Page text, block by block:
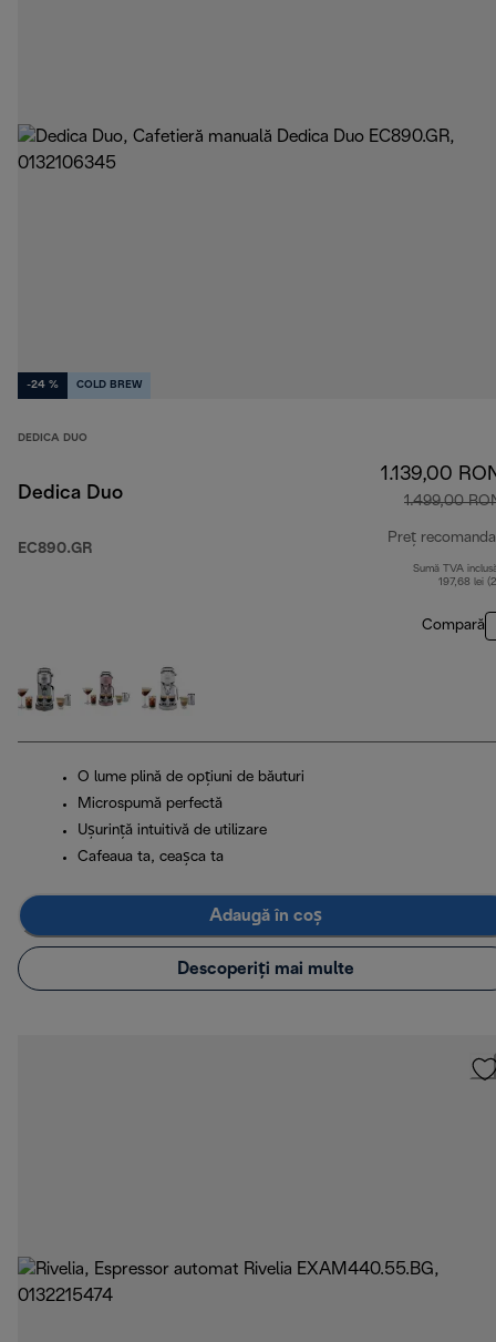
-24 % COLD BREW
DEDICA DUO
Dedica Duo
EC890.GR
1.139,00
1.499,00
Preț
Sumă TVA
197,68 lei
Compară
O lume plină de opțiuni de băuturi
Microspumă perfectă
Ușurință intuitivă de utilizare
Cafeaua ta, ceașca ta
Adaugă în coș
Descoperiți mai multe